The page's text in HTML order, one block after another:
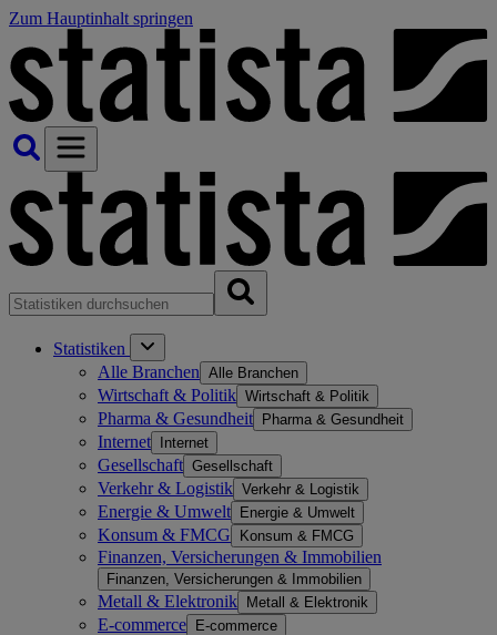
Zum Hauptinhalt springen
Statistiken
Alle Branchen Alle Branchen
Wirtschaft & Politik Wirtschaft & Politik
Pharma & Gesundheit Pharma & Gesundheit
Internet Internet
Gesellschaft Gesellschaft
Verkehr & Logistik Verkehr & Logistik
Energie & Umwelt Energie & Umwelt
Konsum & FMCG Konsum & FMCG
Finanzen, Versicherungen & Immobilien
Finanzen, Versicherungen & Immobilien
Metall & Elektronik Metall & Elektronik
E-commerce E-commerce